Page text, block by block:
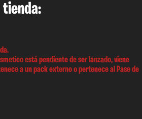
tienda:
está pendiente de ser lanzado, viene
a un pack externo o pertenece al Pase de